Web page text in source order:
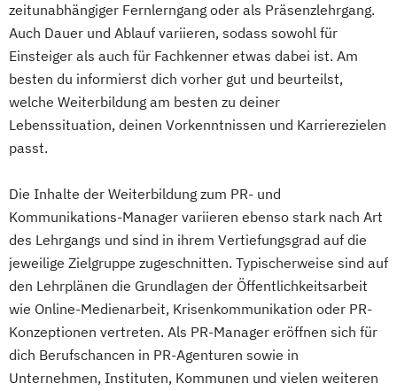
zeitunabhängiger Fernlerngang oder als Präsenzlehrgang.
Auch Dauer und Ablauf variieren, sodass sowohl für
Einsteiger als auch für Fachkenner etwas dabei ist. Am
besten du informierst dich vorher gut und beurteilst,
welche Weiterbildung am besten zu deiner
Lebenssituation, deinen Vorkenntnissen und Karrierezielen
passt.
Die Inhalte der Weiterbildung zum PR- und
Kommunikations-Manager variieren ebenso stark nach Art
des Lehrgangs und sind in ihrem Vertiefungsgrad auf die
jeweilige Zielgruppe zugeschnitten. Typischerweise sind auf
den Lehrplänen die Grundlagen der Öffentlichkeitsarbeit
wie Online-Medienarbeit, Krisenkommunikation oder PR-
Konzeptionen vertreten. Als PR-Manager eröffnen sich für
dich Berufschancen in PR-Agenturen sowie in
Unternehmen, Instituten, Kommunen und vielen weiteren